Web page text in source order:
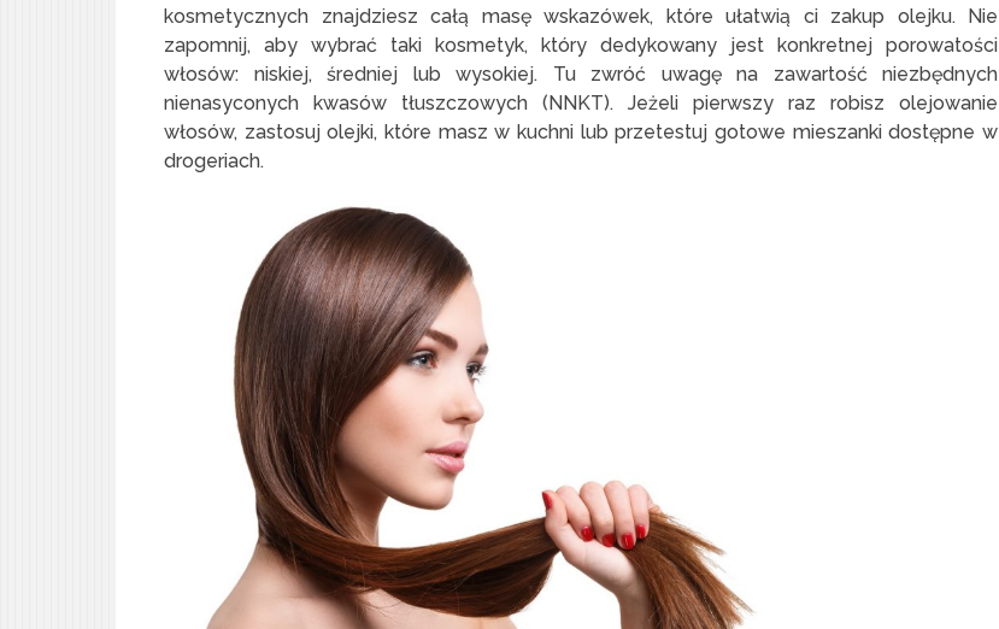
kosmetycznych znajdziesz całą masę wskazówek, które ułatwią ci zakup olejku. Nie
zapomnij, aby wybrać taki kosmetyk, który dedykowany jest konkretnej porowatości
włosów: niskiej, średniej lub wysokiej. Tu zwróć uwagę na zawartość niezbędnych
nienasyconych kwasów tłuszczowych (NNKT). Jeżeli pierwszy raz robisz olejowanie
włosów, zastosuj olejki, które masz w kuchni lub przetestuj gotowe mieszanki dostępne w
drogeriach.